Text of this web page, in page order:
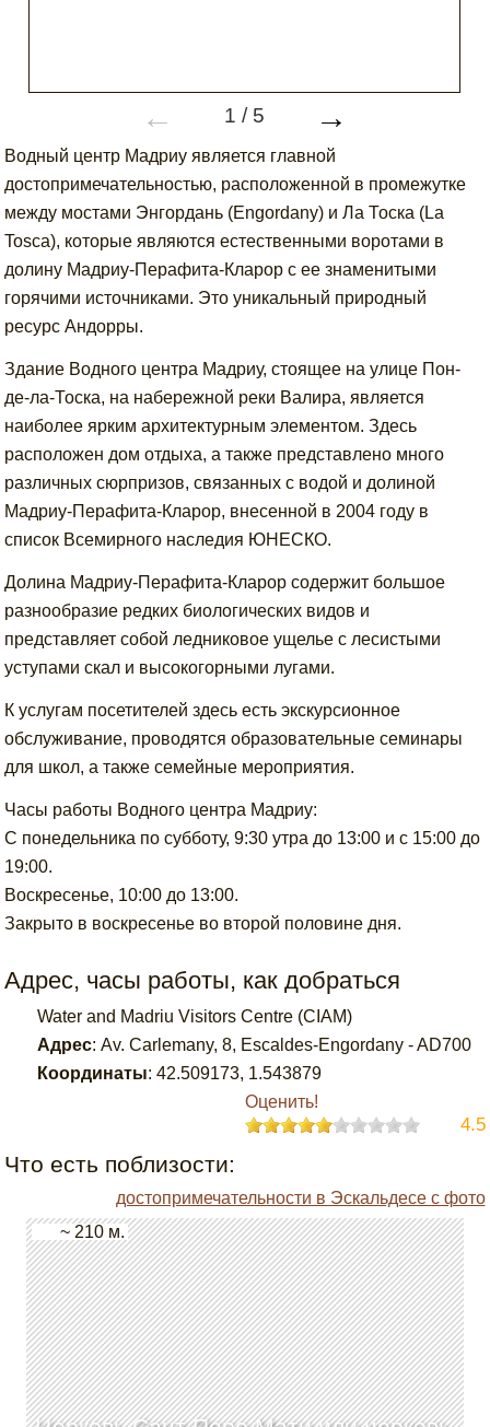
← 1 / 5 →
Водный центр Мадриу является главной
достопримечательностью, расположенной в промежутке
между мостами Энгордань (Engordany) и Ла Тоска (La
Tosca), которые являются естественными воротами в
долину Мадриу-Перафита-Кларор с ее знаменитыми
горячими источниками. Это уникальный природный
ресурс Андорры.
Здание Водного центра Мадриу, стоящее на улице Пон-
де-ла-Тоска, на набережной реки Валира, является
наиболее ярким архитектурным элементом. Здесь
расположен дом отдыха, а также представлено много
различных сюрпризов, связанных с водой и долиной
Мадриу-Перафита-Кларор, внесенной в 2004 году в
список Всемирного наследия ЮНЕСКО.
Долина Мадриу-Перафита-Кларор содержит большое
разнообразие редких биологических видов и
представляет собой ледниковое ущелье с лесистыми
уступами скал и высокогорными лугами.
К услугам посетителей здесь есть экскурсионное
обслуживание, проводятся образовательные семинары
для школ, а также семейные мероприятия.
Часы работы Водного центра Мадриу:
С понедельника по субботу, 9:30 утра до 13:00 и с 15:00 до
19:00.
Воскресенье, 10:00 до 13:00.
Закрыто в воскресенье во второй половине дня.
Адрес, часы работы, как добраться
Water and Madriu Visitors Centre (CIAM)
Адрес:Av. Carlemany, 8, Escaldes-Engordany - AD700
Координаты: 42.509173, 1.543879
Оценить!
4.5
Что есть поблизости:
достопримечательности в Эскальдесе с фото
~ 210 м.